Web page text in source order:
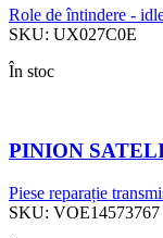
Role de întindere -
SKU: UX027C0E
În stoc
PINION
Piese reparație
SKU: VOE14573767